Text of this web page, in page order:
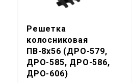
Решетка
колосниковая
ПВ-8х56 (ДРО-579,
ДРО-585, ДРО-586,
ДРО-606)